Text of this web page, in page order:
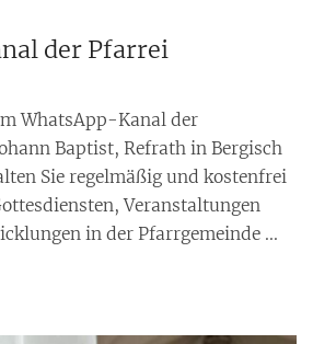
der Pfarrei
WhatsApp-Kanal der
Baptist, Refrath in Bergisch
Sie regelmäßig und kostenfrei
Veranstaltungen
in der Pfarrgemeinde ...